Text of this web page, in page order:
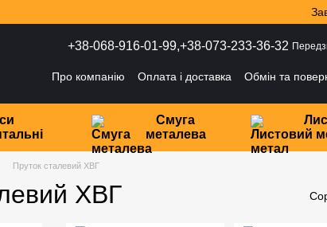
+38-068-916-01-99,+38-073-233-36-32
Про компанію Оплата і доставка Обмін та
Смуга
металева
Пруток сталевий ХВГ
ХВГ